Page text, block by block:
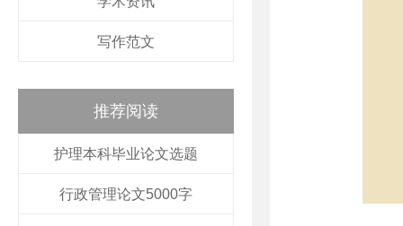
写作范文
推荐阅读
护理本科毕业论文选题
行政管理论文5000字